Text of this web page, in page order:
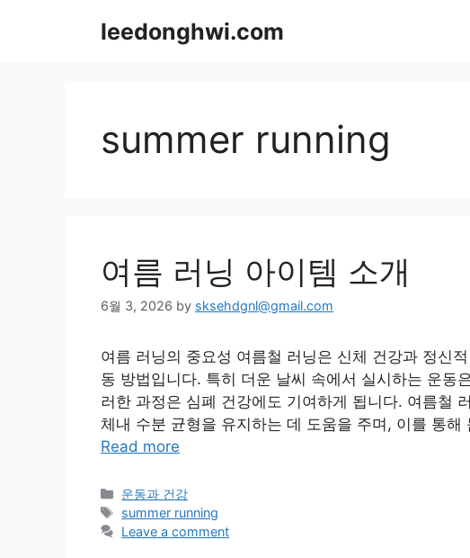
leedonghwi.com
summer running
여름 러닝 아이템 소개
6월 3, 2026 by sksehdgnl@gmail.com
여름 러닝의 중요성 여름철 러닝은 신체 건강과 정신
동 방법입니다. 특히 더운 날씨 속에서 실시하는 운동
러한 과정은 심폐 건강에도 기여하게 됩니다. 여름철
체내 수분 균형을 유지하는 데 도움을 주며, 이를 통
Read more
Categories
운동과 건강
Tags
summer running
Leave a comment